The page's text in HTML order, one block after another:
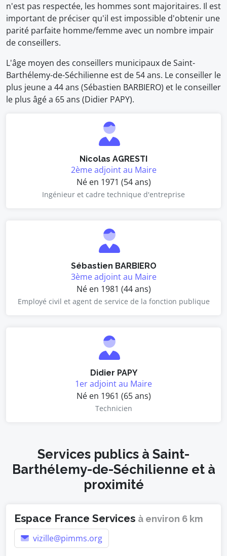
n'est pas respectée, les hommes sont majoritaires. Il est
important de préciser qu'il est impossible d'obtenir une
parité parfaite homme/femme avec un nombre impair
de conseillers.
L'âge moyen des conseillers municipaux de Saint-
Barthélemy-de-Séchilienne est de 54 ans. Le conseiller le
plus jeune a 44 ans (Sébastien BARBIERO) et le conseiller
le plus âgé a 65 ans (Didier PAPY).
Nicolas AGRESTI
2ème adjoint au Maire
Né en 1971 (54 ans)
Ingénieur et cadre technique d'entreprise
Sébastien BARBIERO
3ème adjoint au Maire
Né en 1981 (44 ans)
Employé civil et agent de service de la fonction publique
Didier PAPY
1er adjoint au Maire
Né en 1961 (65 ans)
Technicien
Services publics à Saint-
Barthélemy-de-Séchilienne et à
proximité
Espace France Services à environ 6 km
vizille@pimms.org